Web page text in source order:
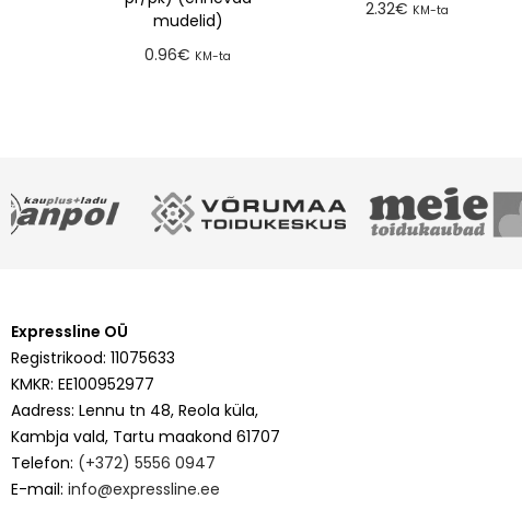
mudelid)
0.96€ KM-ta
2.32€ KM-ta
Expressline OÜ
Registrikood: 11075633
KMKR: EE100952977
Aadress: Lennu tn 48, Reola küla,
Kambja vald, Tartu maakond 61707
Telefon: (+372) 5556 0947
E-mail: info@expressline.ee